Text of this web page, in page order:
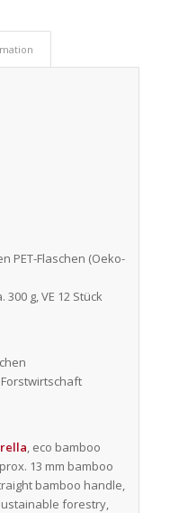
PET-Flaschen (Oeko-
300 g, VE 12 Stück
, eco bamboo
13 mm bamboo
bamboo handle,
forestry,